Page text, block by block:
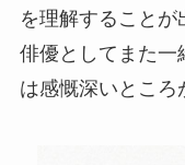
を理解すること
俳優としてまた一
は感慨深いところ